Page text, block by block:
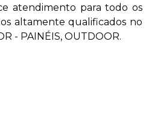
atendimento para todo os
altamente qualificados no
- PAINÉIS, OUTDOOR.